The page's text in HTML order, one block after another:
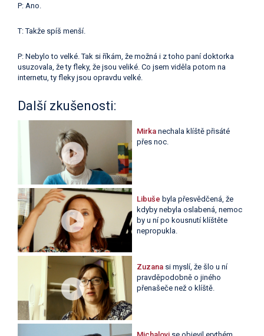
P: Ano.
T: Takže spíš menší.
P: Nebylo to velké. Tak si říkám, že možná i z toho paní doktorka
usuzovala, že ty fleky, že jsou veliké. Co jsem viděla potom na
internetu, ty fleky jsou opravdu velké.
Další zkušenosti:
Mirka nechala klíště přisáté
přes noc.
Libuše byla přesvědčená, že
kdyby nebyla oslabená, nemoc
by u ní po kousnutí klíštěte
nepropukla.
Zuzana si myslí, že šlo u ní
pravděpodobně o jiného
přenašeče než o klíště.